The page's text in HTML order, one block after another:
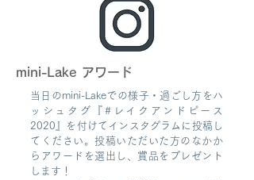
mini-Lake アワード
当日のmini-Lakeでの様子・過ごし方をハ
ッシュタグ『#レイクアンドピース
2020』を付けてインスタグラムに投稿し
てください。投稿いただいた方のなかか
らアワードを選出し、賞品をプレゼント
します！